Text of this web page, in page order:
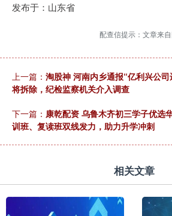
发布于：山东省
配查信提示：文章来
上一篇： 淘股神 河南内乡通报“亿利兴公
将拆除，纪检监察机关介入调查
下一篇： 康乾配资 乌鲁木齐初三学子优选
训班、复读班双线发力，助力升学冲刺
相关文章